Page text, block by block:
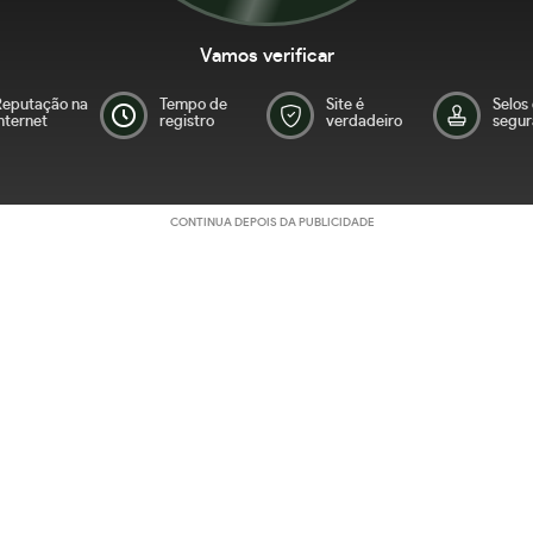
Vamos verificar
na
Tempo de
registro
Site é
verdadeiro
Selos
CONTINUA DEPOIS DA PUBLICIDADE